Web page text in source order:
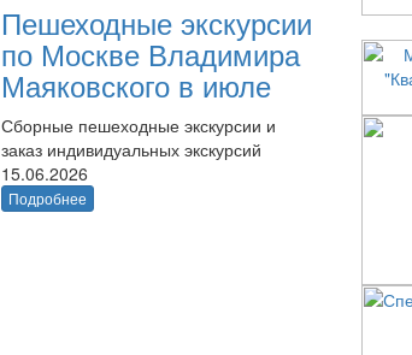
Пешеходные экскурсии
по Москве Владимира
Маяковского в июле
Сборные пешеходные экскурсии и
заказ индивидуальных экскурсий
15.06.2026
Подробнее